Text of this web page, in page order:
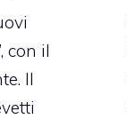
con il
Il